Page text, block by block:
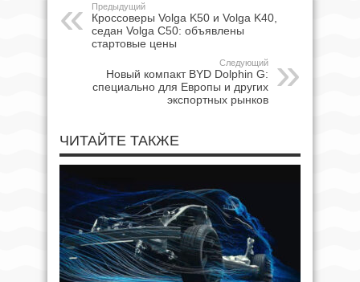
Предыдущий
Кроссоверы Volga K50 и Volga K40,
седан Volga C50: объявлены
стартовые цены
Следующий
Новый компакт BYD Dolphin G:
специально для Европы и других
экспортных рынков
ЧИТАЙТЕ ТАКЖЕ